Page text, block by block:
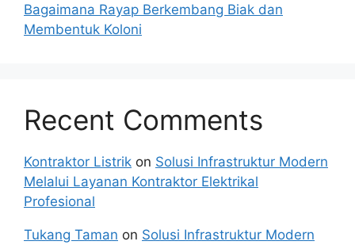
Bagaimana Rayap Berkembang Biak dan
Membentuk Koloni
Recent Comments
Kontraktor Listrik on Solusi Infrastruktur Modern
Melalui Layanan Kontraktor Elektrikal
Profesional
Tukang Taman on Solusi Infrastruktur Modern